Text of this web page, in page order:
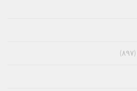
(۸۹۷)